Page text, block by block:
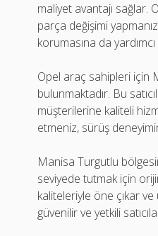
maliyet avantajı sağlar.
parça değişimi
korumasına da
Opel araç sahipleri için
bulunmaktadır. Bu
müşterilerine kaliteli
etmeniz, sürüş
Manisa Turgutlu
seviyede tutmak için
kaliteleriyle öne çıkar
güvenilir ve yetkili